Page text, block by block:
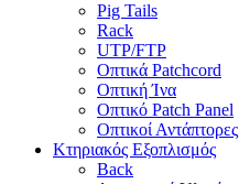
Pig Tails
Rack
UTP/FTP
Οπτικά Patchcord
Οπτική Ίνα
Οπτικό Patch Panel
Οπτικοί Αντάπτορες
Κτηριακός Εξοπλισμός
Back